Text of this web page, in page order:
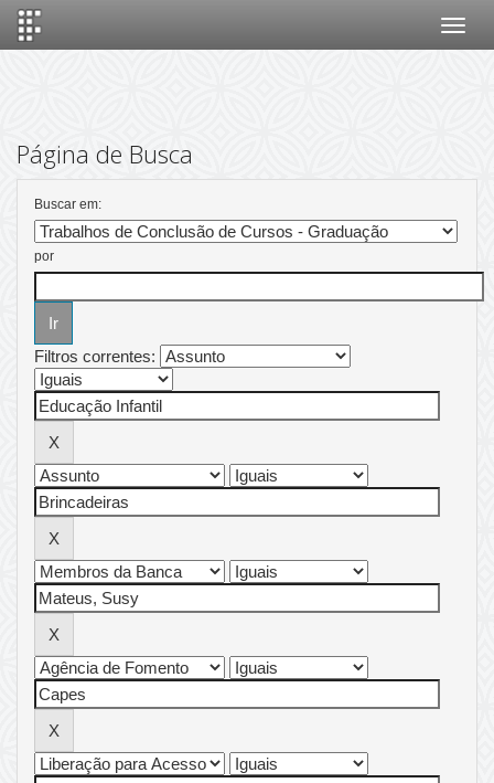
Página de Busca
Buscar em:
por
Filtros correntes: